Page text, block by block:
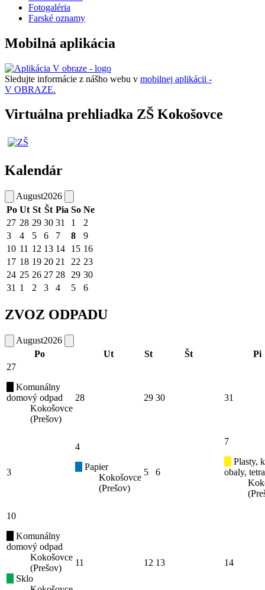
Fotogaléria
Farské oznamy
Mobilná aplikácia
Sledujte informácie z nášho webu v mobilnej aplikácii -
V OBRAZE.
Virtuálna prehliadka ZŠ Kokošovce
Kalendár
August2026
Po Ut St Št Pia So Ne
27 28 29 30 31 1
2
3
4 5 6 7 8
9
10 11 12 13 14 15 16
17 18 19 20 21 22 23
24 25 26 27 28 29 30
31 1 2 3 4 5 6
ZVOZ ODPADU
August2026
Po
Ut St Št
Pi
27
Komunálny
domový odpad
Kokošovce
(Prešov)
28 29 30 31
3
4
Papier
Kokošovce
(Prešov)
5 6
7
Plasty,
obaly,
10
Komunálny
domový odpad
Kokošovce
(Prešov)
Sklo
11 12 13 14